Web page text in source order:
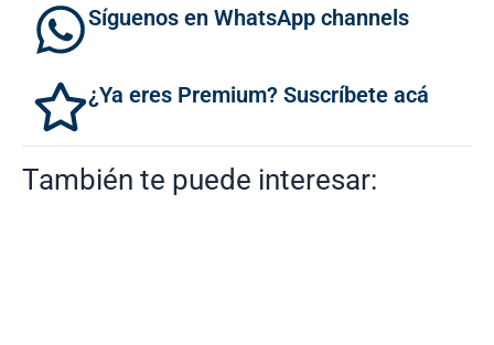
Síguenos en WhatsApp channels
¿Ya eres Premium? Suscríbete acá
También te puede interesar: